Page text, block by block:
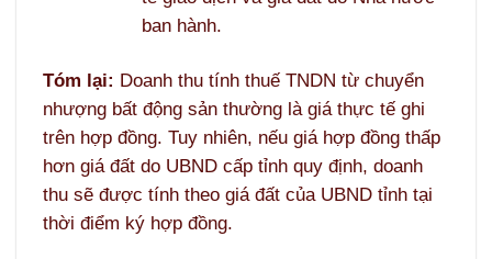
ban hành.
Tóm lại: Doanh thu tính thuế TNDN từ chuyển
nhượng bất động sản thường là giá thực tế ghi
trên hợp đồng. Tuy nhiên, nếu giá hợp đồng thấp
hơn giá đất do UBND cấp tỉnh quy định, doanh
thu sẽ được tính theo giá đất của UBND tỉnh tại
thời điểm ký hợp đồng.